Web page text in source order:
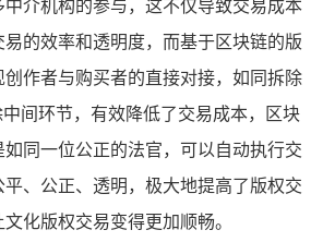
介机构的参与，这不仅导致交易成本
的效率和透明度，而基于区块链的版
作者与购买者的直接对接，如同拆除
间环节，有效降低了交易成本，区块
同一位公正的法官，可以自动执行交
、公正、透明，极大地提高了版权交
化版权交易变得更加顺畅。